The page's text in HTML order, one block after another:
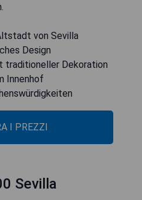
von Sevilla
Design
traditioneller Dekoration
Innenhof
I PREZZI
Sevilla